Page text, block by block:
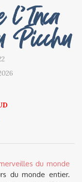
l’Inca
Picchu
du monde
du monde entier.